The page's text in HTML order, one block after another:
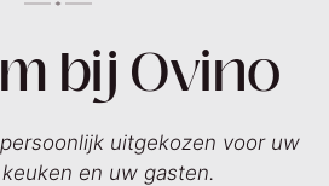
bij Ovino
uitgekozen voor uw
en uw gasten.